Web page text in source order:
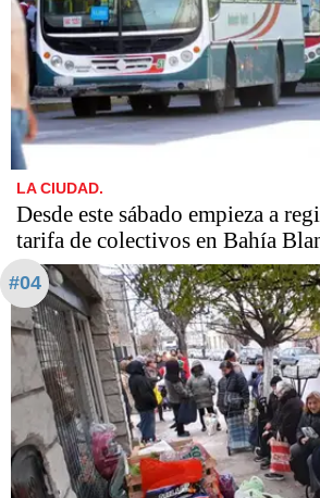
LA CIUDAD.
Desde este sábado empieza a
tarifa de colectivos en Bahía
#04